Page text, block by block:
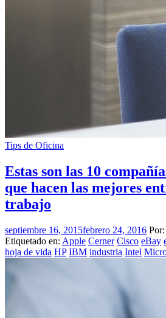
Tips de Oficina
Estas son las 10
que hacen las mejores
trabajo
septiembre 16, 2015febrero 24, 2016 Por:
Etiquetado en: Apple Cerner Cisco eBay
hoja de vida HP IBM industria Intel